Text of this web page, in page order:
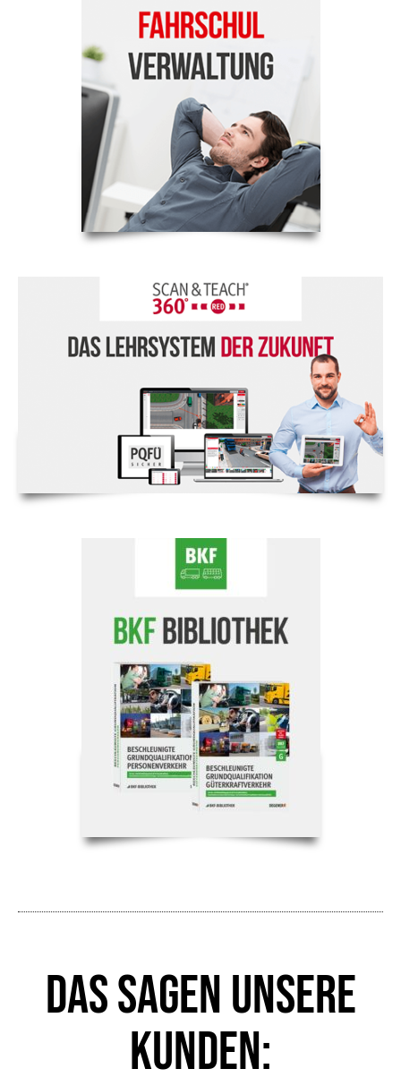
Das sagen unsere
Kunden: